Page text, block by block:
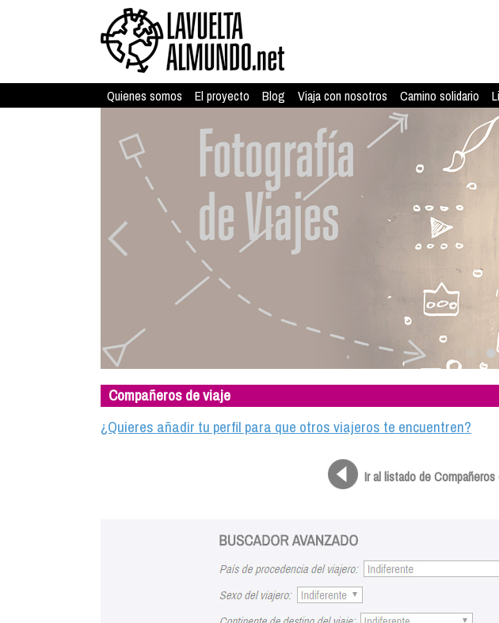
Quienes somos El proyecto Blog Viaja con nosotros Camino solidario
Compañeros de viaje
¿Quieres añadir tu perfil para que otros viajeros te encuentren?
Ir al listado de